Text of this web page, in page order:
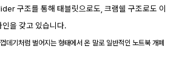
구조를 통해 태블릿으로도, 크램쉘 구조로도 이
을 갖고 있습니다.
기처럼 벌어지는 형태에서 온 말로 일반적인 노트북 개폐